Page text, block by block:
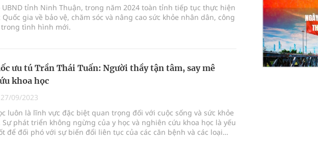
UBND tỉnh Ninh Thuận, trong năm 2024 toàn tỉnh tiếp tục thực hiện
gia về bảo vệ, chăm sóc và nâng cao sức khỏe nhân dân, công
trong tình hình mới.
ưu tú Trần Thái Tuấn: Người thầy tận tâm, say mê
khoa học
27/09/2023
luôn là lĩnh vực đặc biệt quan trọng đối với cuộc sống và sức khỏe
phát triển không ngừng của y học và nghiên cứu khoa học là yếu
để đối phó với sự biến đổi liên tục của các căn bệnh và các loại